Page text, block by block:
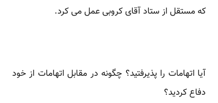
که مستقل از ستاد آقای کروبی عمل می کرد.
آیا اتهامات را پذیرفتید؟ چگونه در مقابل اتهامات از خود
دفاع کردید؟